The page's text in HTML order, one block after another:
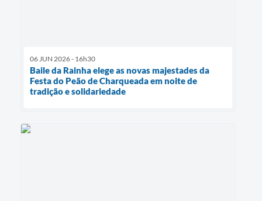
06 JUN 2026 - 16h30
Baile da Rainha elege as novas majestades da
Festa do Peão de Charqueada em noite de
tradição e solidariedade